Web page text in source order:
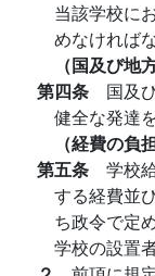
当該学校に
めなければ
（国及び地
第四条 国及
健全な発達
（経費の負
第五条 学校
する経費並
ち政令で定
学校の設置